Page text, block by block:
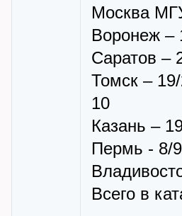
Москва
Воронеж –
Саратов –
Томск –
10
Казань –
Пермь - 8/
Всего в